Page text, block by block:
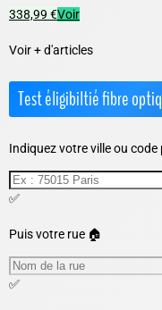
338,99 €Voir
Voir + d'articles
Test éligibiltié fibre
Indiquez votre ville ou
✅
Puis votre rue 🏠
✅